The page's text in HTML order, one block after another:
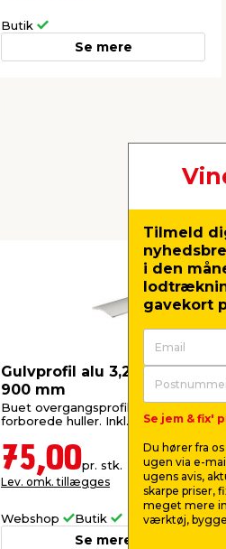
Butik
Se mere
Gulvprofil alu 3,2 x 30 x
900 mm
Buet overgangsprofil med
forborede huller. Inkl. skruer.
75,00pr. stk.
Lev. omk. tillægges
Webshop Butik
Se mere
Tilmeld
i den
gavekort
Se jem & fix'
Du hører fra
ugen via e-
ugens avis,
skarpe priser,
meget mere
værktøj,